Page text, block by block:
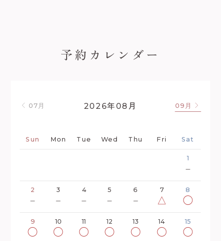
予約カレンダー
2026年 08 月
07月 09月
Sun Mon Tue Wed Thu Fri Sat
1
－
2
－
3
－
4
－
5
－
6
－
7
△
8
◯
9
◯
10
◯
11
◯
12
◯
13
◯
14
◯
15
◯